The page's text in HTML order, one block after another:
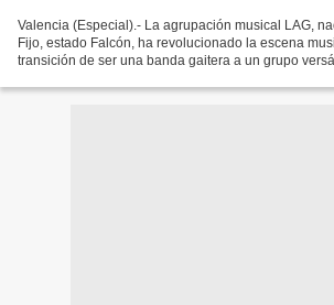
Valencia (Especial).- La agrupación musical LAG,
Fijo, estado Falcón, ha revolucionado la escena
transición de ser una banda gaitera a un grupo